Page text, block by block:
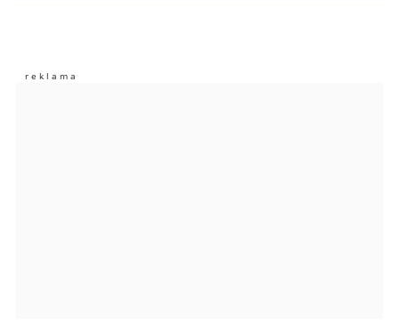
Imię (Wymagane)